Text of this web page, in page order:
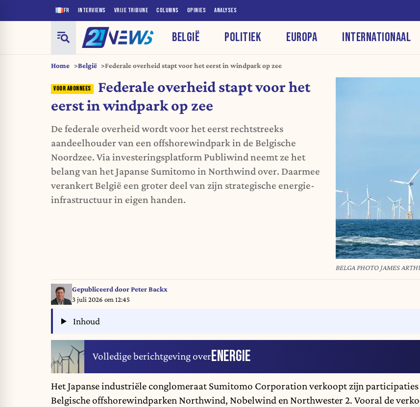
FR INTERVIEWS VRIJE TRIBUNE COLUMNS OPINIES ANALYSES
BELGIË POLITIEK EUROPA INTERNATIONAAL
Home België Federale overheid stapt voor het eerst in windpark op zee
Federale overheid stapt voor het
eerst in windpark op zee
De federale overheid wordt voor het eerst rechtstreeks
aandeelhouder van een offshorewindpark in de Belgische
Noordzee. Via investeringsplatform Publiwind neemt ze het
belang van het Japanse Sumitomo in Northwind over. Daarmee
verankert België een groter deel van zijn strategische energie-
infrastructuur in eigen handen.
BELGA PHOTO JAMES
Gepubliceerd doorPeter Backx
3 juli 2026 om 12:45
Inhoud
Volledige berichtgeving overENERGIE
Het Japanse industriële conglomeraat Sumitomo Corporation verkoopt zijn participaties
Belgische offshorewindparken Northwind, Nobelwind en Northwester 2. Vooral de